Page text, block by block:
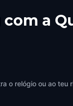
a
relógio ou ao teu